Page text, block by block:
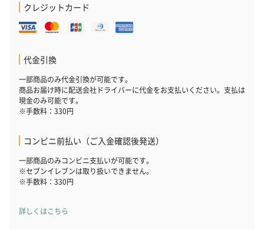
（レモン＆紅茶）（432
円）
（バナナ味）（540円）
り〜 3号（864
スキンケアグッズ
スキンケアグッズを同梱してお届けします。
クレジットカード
代金引換
一部商品のみ代金引換が可能です。
商品お届け時に配送会社ドライバーに代金をお支払いください。支払は
現金のみ可能です。
※手数料：330円
コンビニ前払い（ご入金確認後発送）
一部商品のみコンビニ支払いが可能です。
※セブンイレブンは取り扱いできません。
※手数料：330円
詳しくはこちら